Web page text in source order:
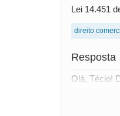
Lei 14.451
direito
Resposta
Olá, Técio!